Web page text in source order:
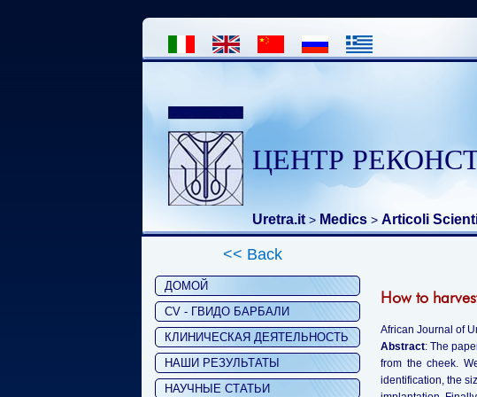
ЦЕНТР
Uretra.it > Medics > Articoli
<< Back
ДОМОЙ
CV - ГВИДО БАРБАЛИ
КЛИНИЧЕСКАЯ ДЕЯТЕЛЬНОСТЬ
НАШИ РЕЗУЛЬТАТЫ
НАУЧНЫЕ СТАТЬИ
How to
African Journal of
Abstract: The
from the cheek.
identification, the